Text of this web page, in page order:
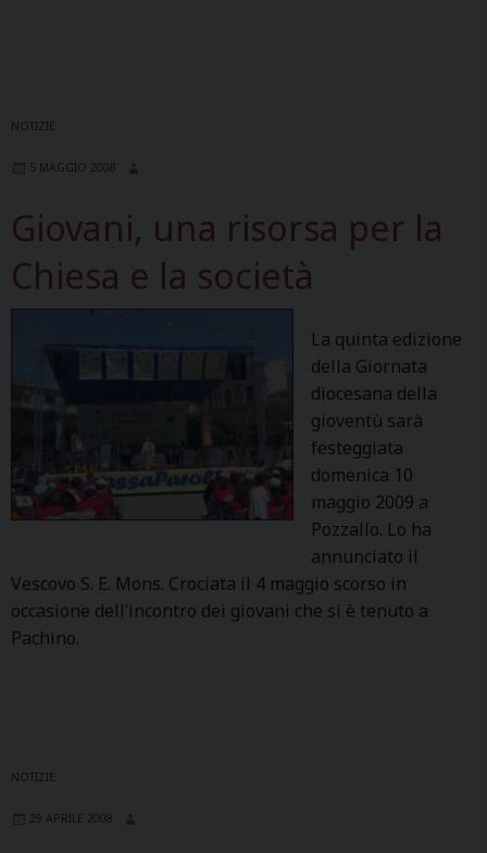
NOTIZIE
5 MAGGIO 2008
Giovani, una risorsa per la
Chiesa e la società
La quinta edizione
della Giornata
diocesana della
gioventù sarà
festeggiata
domenica 10
maggio 2009 a
Pozzallo. Lo ha
annunciato il
Vescovo S. E. Mons. Crociata il 4 maggio scorso in
occasione dell’incontro dei giovani che si è tenuto a
Pachino.
NOTIZIE
29 APRILE 2008